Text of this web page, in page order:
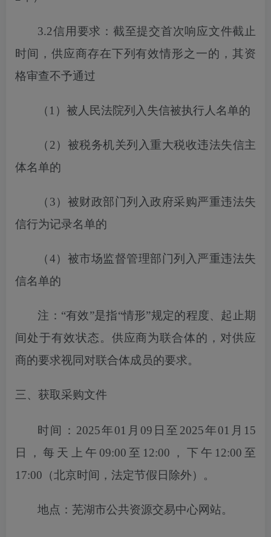
3.2信用要求：截至提交首次响应文件截止
时间，供应商存在下列有效情形之一的，其资
格审查不予通过
（ 1）被人民法院列入失信被执行人名单的
（ 2） 被税务机关列入重大税收违法失信主
体名单的
（ 3）被财政部门列入政府采购严重违法失
信行为记录名单的
（4）被市场监督管理部门列入严重违法失
信名单的
注： “有效”是指“情形”规定的程度、起止期
间处于有效状态。供应商为联合体的，对供应
商的要求视同对联合体成员的要求。
三、获取采购文件
时间： 2025年01月09日至2025年01月15
日
，每天上午 09:00至12:00，下午12:00至
17:00（北京时间，法定节假日除外）。
地点：芜湖市公共资源交易中心网站。